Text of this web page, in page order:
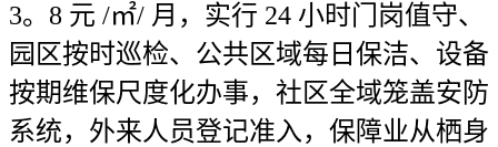
3。8 元 /㎡/ 月，实行 24 小时门岗值守、
园区按时巡检、公共区域每日保洁、设备
按期维保尺度化办事，社区全域笼盖安防
系统，外来人员登记准入，保障业从栖身